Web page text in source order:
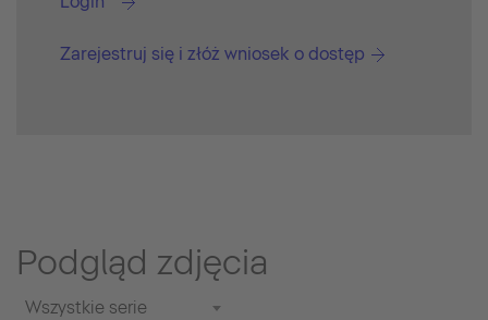
Zarejestruj się i złóż wniosek o dostęp
Podgląd zdjęcia
Wszystkie serie